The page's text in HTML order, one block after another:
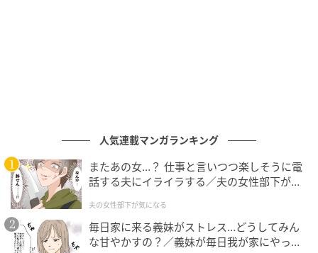
てくる元妻。しかし、私は冷たく言い放ちました。
「セレブな君と作業着の僕は不釣り合いだよ。それ
に、今の僕には一緒に歩んでくれる大切なパートナー
がいるから」実は私は、今の勤務先で、私の仕事を心
からリスペクトし、支えてくれる素敵な女性と出会っ
ていました。
人気連載マンガランキング
またあの女…？ 仕事と言いつつ楽しそうに電
話する夫にイライラする／夫の女性部下が気
夫の女性部下が気になる
毎日家に来る義妹がストレス…どうしてみん
な甘やかすの？／義妹が毎日我が家にやって